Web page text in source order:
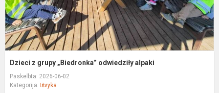
Dzieci z grupy „Biedronka” odwiedziły alpaki
Paskelbta: 2026-06-02
Kategorija: Išvyka